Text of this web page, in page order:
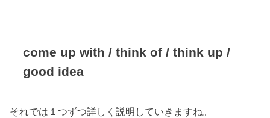
come up with / think of / think up /
good idea
それでは１つずつ詳しく説明していきますね。